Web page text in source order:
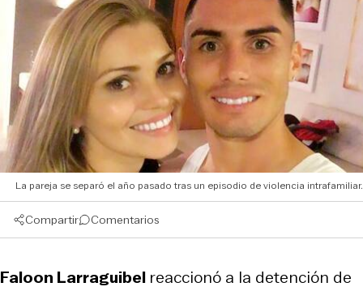
La pareja se separó el año pasado tras un episodio de violencia intrafamiliar.
Compartir Comentarios
Faloon Larraguibel reaccionó a la detención de